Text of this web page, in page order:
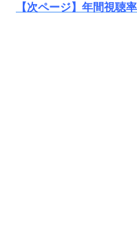
【次ページ】年間視聴